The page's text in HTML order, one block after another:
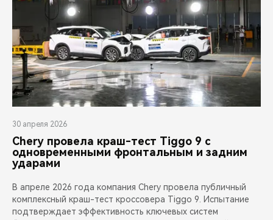
30 апреля 2026
Chery провела краш-тест Tiggo 9 с
одновременными фронтальным и задним
ударами
В апреле 2026 года компания Chery провела публичный
комплексный краш-тест кроссовера Tiggo 9. Испытание
подтверждает эффективность ключевых систем